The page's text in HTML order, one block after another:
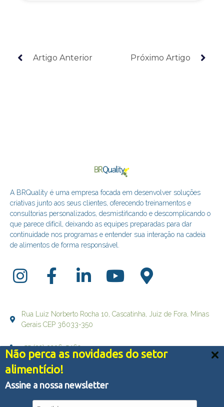
Não perca as novidades do setor
alimentício!
Assine a nossa newsletter
Artigo Anterior Próximo Artigo
A BRQuality é uma empresa focada em desenvolver soluções
criativas junto aos seus clientes, oferecendo treinamentos e
consultorias personalizados, desmistificando e descomplicando o
que parece difícil, deixando as equipes preparadas para dar
continuidade nos programas e entender sua interação na cadeia
de alimentos de forma responsável.
Rua Luiz Norberto Rocha 10, Cascatinha, Juiz de Fora, Minas
Gerais CEP 36033-350
+55 (32) 3236-5469
falecom@brqualityconsultoria.com.br
Nós usamos cookies e outras tecnologias semelhantes
para melhorar a sua experiência em nossos serviços,
personalizar publicidade e recomendar conteúdo de seu
com tal monitoramento.Política de Privacidade